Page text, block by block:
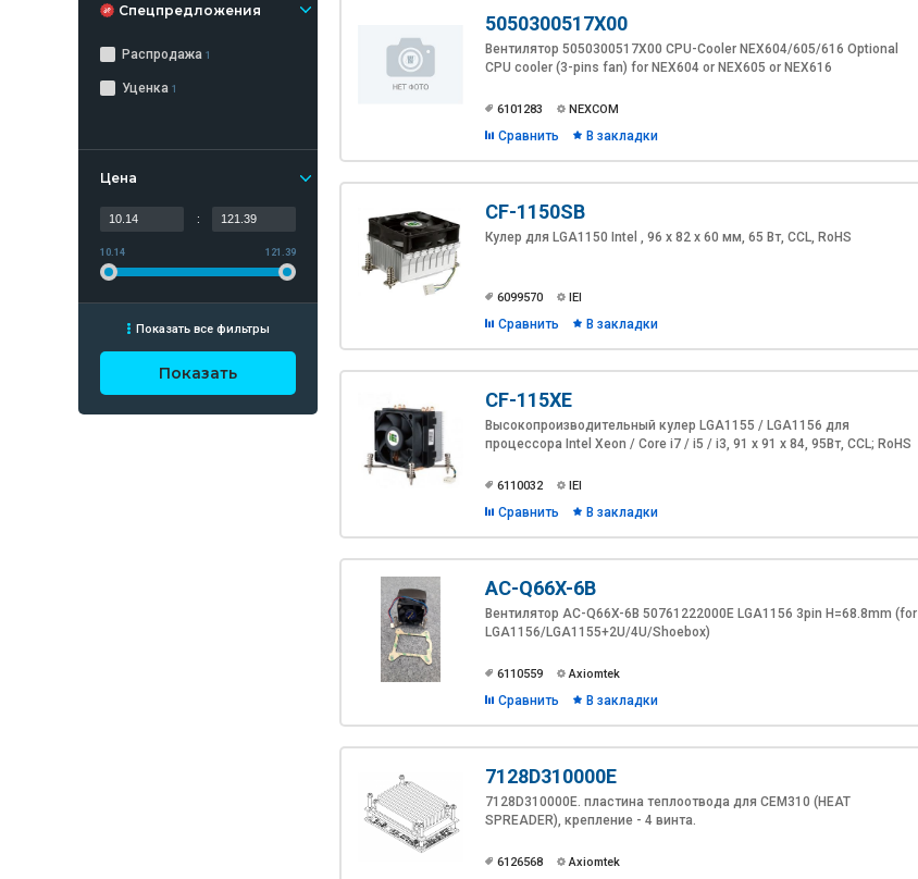
Спецпредложения
Распродажа 1
Уценка 1
Цена
:
10.14 121.39
Показать все фильтры
Показать
5050300517X00
Вентилятор 5050300517X00 CPU-Cooler NEX604/605/616 Optional
CPU cooler (3-pins fan) for NEX604 or NEX605 or NEX616
6101283 NEXCOM
Сравнить В закладки
CF-1150SB
Кулер для LGA1150 Intel , 96 х 82 х 60 мм, 65 Вт, CCL, RoHS
6099570 IEI
Сравнить В закладки
CF-115XE
Высокопроизводительный кулер LGA1155 / LGA1156 для
процессора Intel Xeon / Core i7 / i5 / i3, 91 x 91 x 84, 95Вт, CCL; RoHS
6110032 IEI
Сравнить В закладки
AC-Q66X-6B
Вентилятор AC-Q66X-6B 50761222000E LGA1156 3pin H=68.8mm (for
LGA1156/LGA1155+2U/4U/Shoebox)
6110559 Axiomtek
Сравнить В закладки
7128D310000E
7128D310000E. пластина теплоотвода для CEM310 (HEAT
SPREADER), крепление - 4 винта.
6126568 Axiomtek